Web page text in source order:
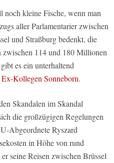
noch kleine Fische, wenn man
aller Parlamentarier zwischen
und Straßburg bedenkt, die
zwischen 114 und 180 Millionen
es ein unterhaltend
Kollegen Sonneborn.
Skandalen im Skandal
die großzügigen Regelungen
Abgeordnete Ryszard
in Höhe von rund
seine Reisen zwischen Brüssel